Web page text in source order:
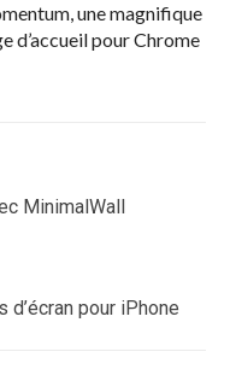
une magnifique
d’accueil pour Chrome
MinimalWall
pour iPhone